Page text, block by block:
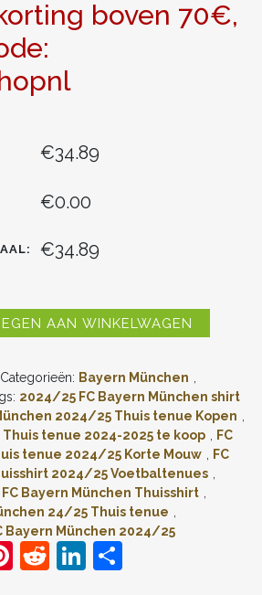
boven 70€,
€34.89
€0.00
€34.89
AAN WINKELWAGEN
Categorieën: Bayern München
2024/25 FC Bayern München shirt
2024/25 Thuis tenue Kopen
Thuis tenue 2024-2025 te koop
FC
tenue 2024/25 Korte Mouw
FC
2024/25 Voetbaltenues
Bayern München Thuisshirt
24/25 Thuis tenue
Bayern München 2024/25
Pi R Li D